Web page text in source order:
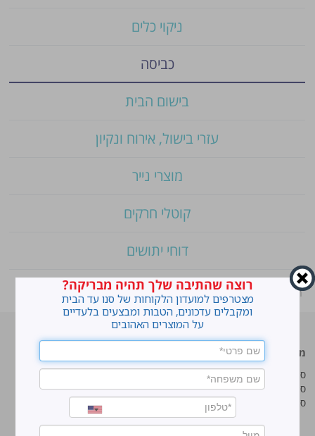
ניקוי כלים
כביסה
בישום הבית
עזרי בישול, אירוח ונקיון
מוצרי נייר
קוטלי חרקים
דוחי יתושים
ראשי Shop
»סנו אוקסיג'ן ג'ל להסרת כתמים
מוצרים מובילים
סנו ז'אוול סופר ג'ל
סנו ז'אוול קצף ניקוי
סנו ז'אוול אבקת ניקוי
לנקות חלונות עם חיוך
עושים סדר בארון הנעליים
טיפים והמלצות מקצועיות לשימוש
רוצה שהתיבה שלך תהיה מבריקה?
מצטרפים למועדון הלקוחות של סנו עד הבית
ומקבלים עדכונים, הטבות ומבצעים בלעדיים
על המוצרים האהובים